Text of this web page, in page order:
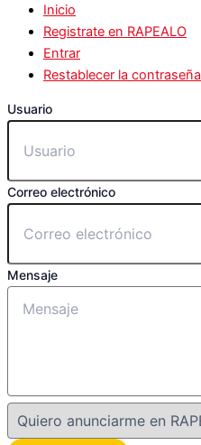
Inicio
Registrate en RAPEALO
Entrar
Restablecer la contraseña
Usuario
Correo electrónico
Mensaje